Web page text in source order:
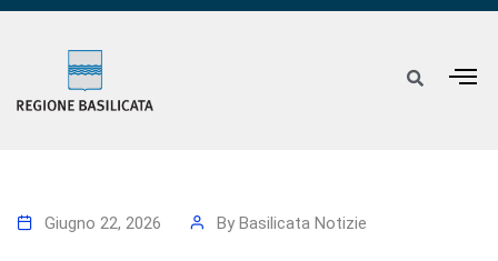
Giugno 22, 2026 By Basilicata Notizie